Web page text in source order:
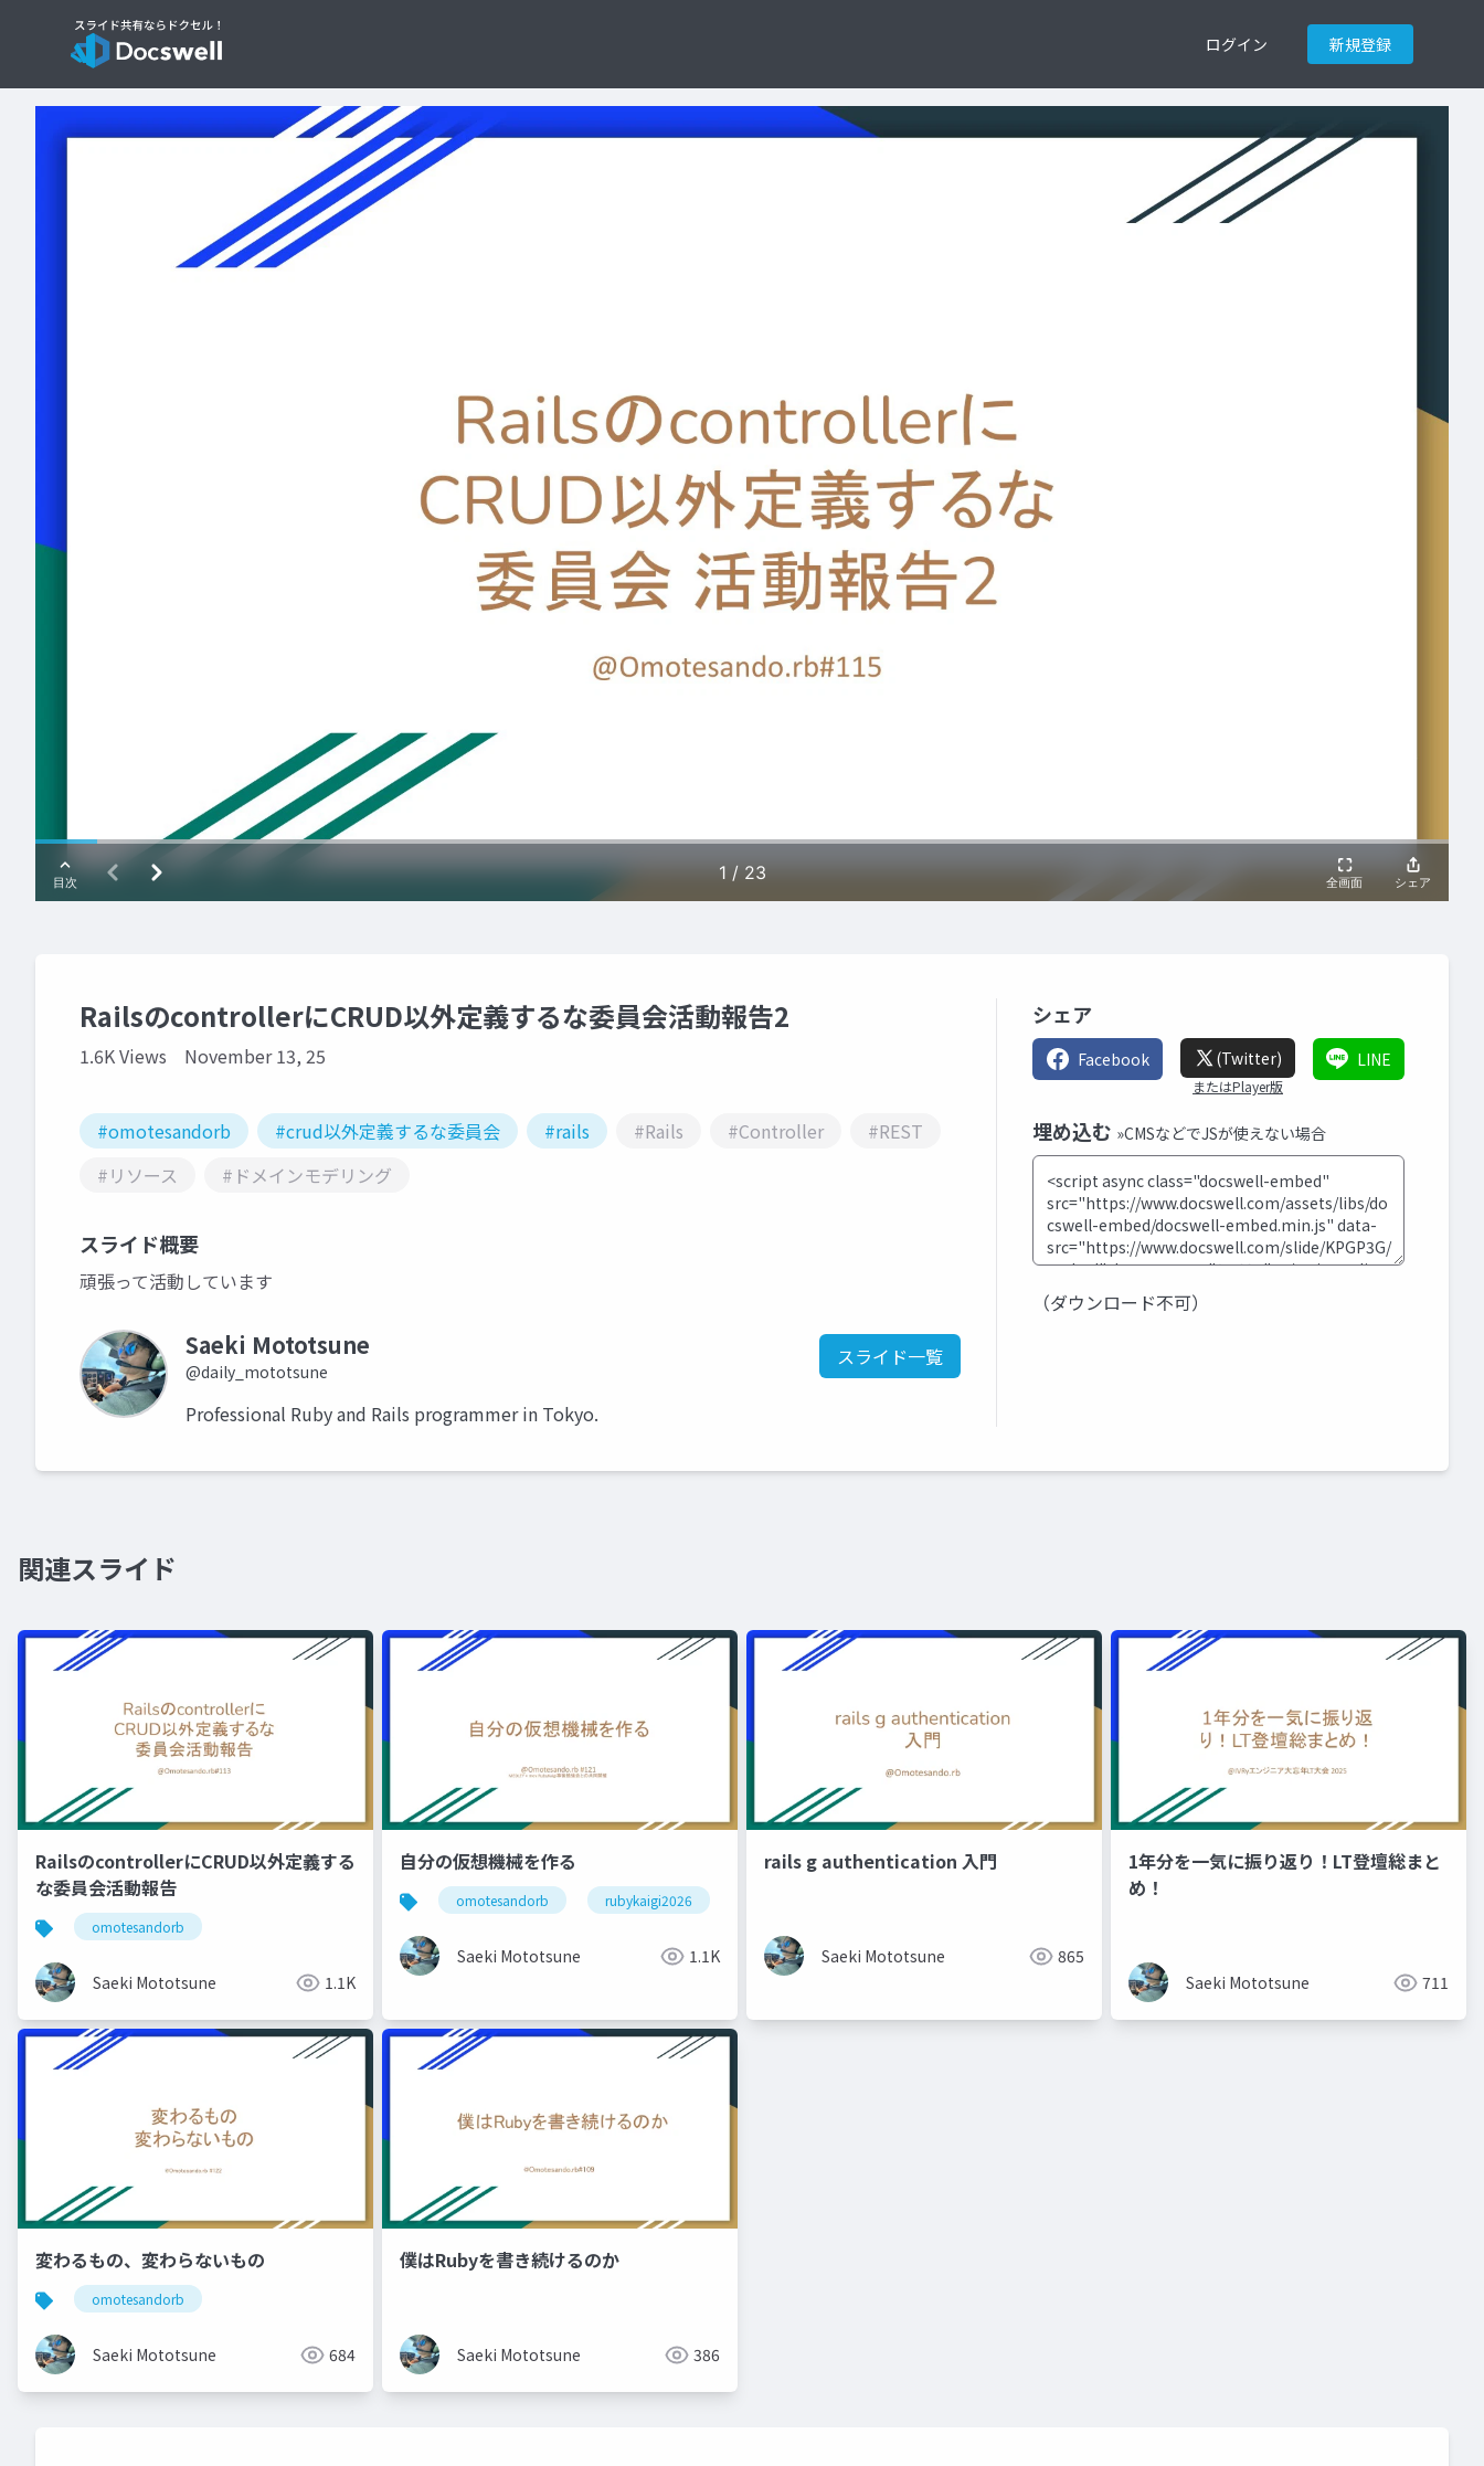
ログイン 新規登録
RailsのcontrollerにCRUD以外定義するな委員会活動報告2
1.6K Views November 13, 25
#omotesandorb #crud以外定義するな委員会 #rails #Rails #Controller
#REST
#リソース
#ドメインモデリング
スライド概要
頑張って活動しています
Saeki Mototsune
@daily_mototsune
スライド一覧
Professional Ruby and Rails programmer in Tokyo.
シェア
Facebook (Twitter)
またはPlayer版
LINE
埋め込む »CMSなどでJSが使えない場合
（ダウンロード不可）
関連スライド
RailsのcontrollerにCRUD以外定義する
な委員会活動報告
omotesandorb
Saeki Mototsune 1.1K
自分の仮想機械を作る
omotesandorb rubykaigi2026
Saeki Mototsune 1.1K
rails g authentication 入門
Saeki Mototsune 865
1年分を一気に振り返り！LT登壇総まと
め！
Saeki Mototsune 711
変わるもの、変わらないもの
omotesandorb
Saeki Mototsune 684
僕はRubyを書き続けるのか
Saeki Mototsune 386